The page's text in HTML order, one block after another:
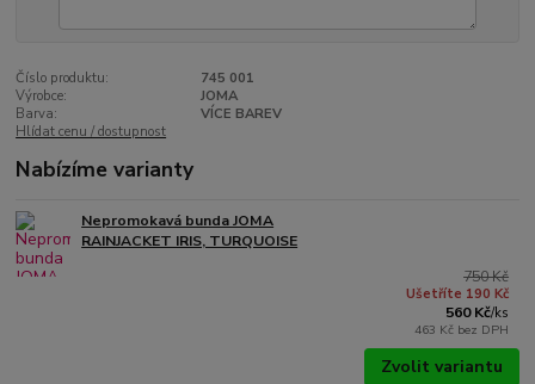
Číslo produktu:
745 001
Výrobce:
JOMA
Barva:
VÍCE BAREV
Hlídat cenu / dostupnost
Nabízíme varianty
Nepromokavá bunda JOMA
RAINJACKET IRIS, TURQUOISE
750 Kč
Ušetříte 190 Kč
560 Kč/ks
463 Kč bez DPH
Zvolit variantu